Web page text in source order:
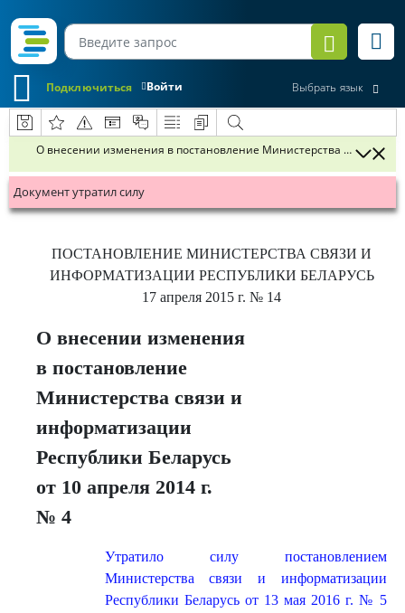
Войти
Подключиться Выбрать язык
О внесении изменения в постановление Министерства связи и
Документ утратил силу
ПОСТАНОВЛЕНИЕ МИНИСТЕРСТВА СВЯЗИ И
ИНФОРМАТИЗАЦИИ РЕСПУБЛИКИ БЕЛАРУСЬ
17 апреля 2015 г. № 14
О внесении изменения
в постановление
Министерства связи и
информатизации
Республики Беларусь
от 10 апреля 2014 г.
№ 4
Утратило силу постановлением
Министерства связи и информатизации
Республики Беларусь от 13 мая 2016 г. № 5